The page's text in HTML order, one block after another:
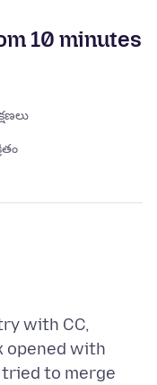
10 minutes
with CC,
opened with
to merge